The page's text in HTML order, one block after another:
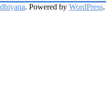
. Powered by WordPress.